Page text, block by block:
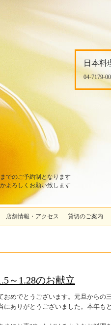
日本
04-7179-
でのご予約制となります
よろしくお願い致します
店舗情報・アクセス 貸切のご案内
～1.28のお献立
おめでとうございます。元旦からの
にありがとうございました。本年も